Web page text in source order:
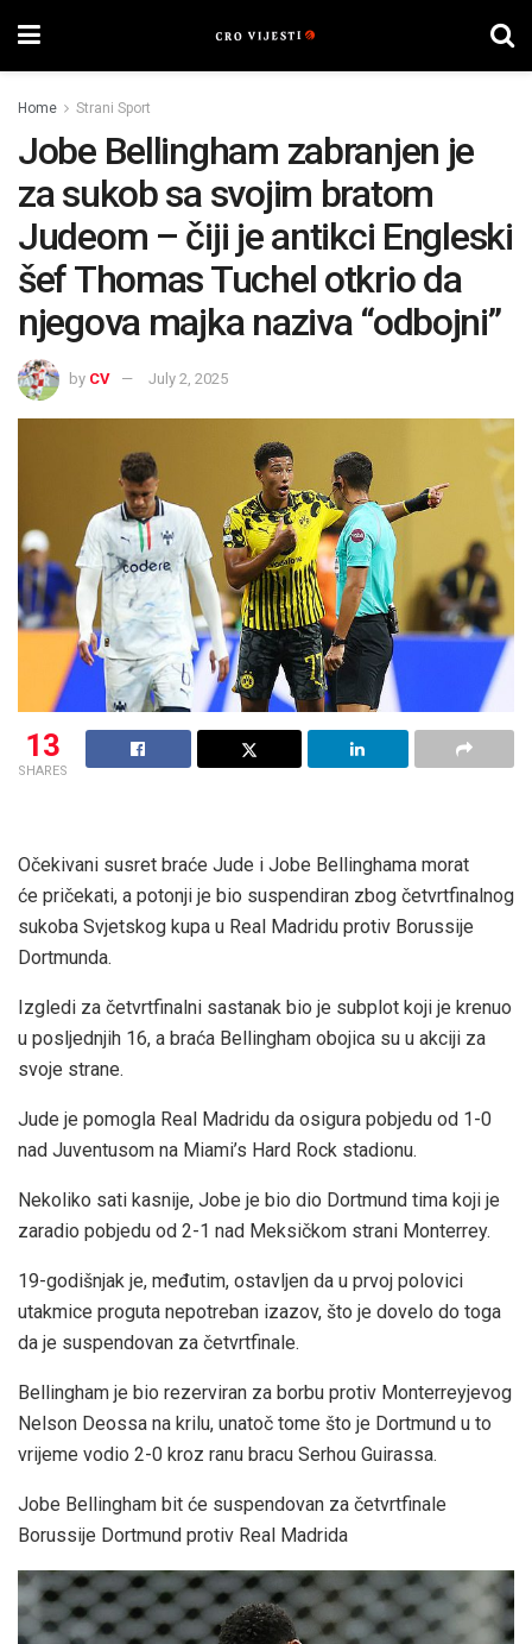
Home Strani Sport
Jobe Bellingham zabranjen je
za sukob sa svojim bratom
Judeom – čiji je antikci Engleski
šef Thomas Tuchel otkrio da
njegova majka naziva “odbojni”
by CV July 2, 2025
13
SHARES
Očekivani susret braće Jude i Jobe Bellinghama morat
će pričekati, a potonji je bio suspendiran zbog četvrtfinalnog
sukoba Svjetskog kupa u Real Madridu protiv Borussije
Dortmunda.
Izgledi za četvrtfinalni sastanak bio je subplot koji je krenuo
u posljednjih 16, a braća Bellingham obojica su u akciji za
svoje strane.
Jude je pomogla Real Madridu da osigura pobjedu od 1-0
nad Juventusom na Miami’s Hard Rock stadionu.
Nekoliko sati kasnije, Jobe je bio dio Dortmund tima koji je
zaradio pobjedu od 2-1 nad Meksičkom strani Monterrey.
19-godišnjak je, međutim, ostavljen da u prvoj polovici
utakmice proguta nepotreban izazov, što je dovelo do toga
da je suspendovan za četvrtfinale.
Bellingham je bio rezerviran za borbu protiv Monterreyjevog
Nelson Deossa na krilu, unatoč tome što je Dortmund u to
vrijeme vodio 2-0 kroz ranu bracu Serhou Guirassa.
Jobe Bellingham bit će suspendovan za četvrtfinale
Borussije Dortmund protiv Real Madrida